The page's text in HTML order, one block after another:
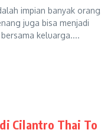
impian banyak
juga bisa menjadi
keluarga....
Cilantro Thai To